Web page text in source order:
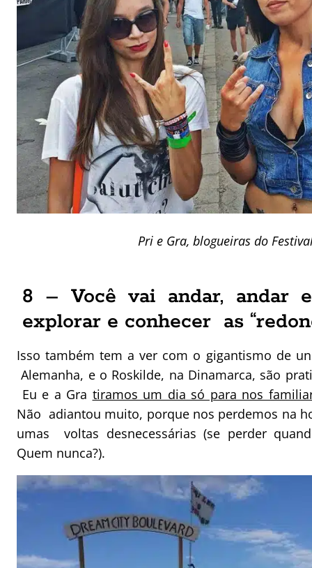
Pri e Gra, blogueiras do
8 – Você vai andar, andar
explorar e conhecer as
Isso também tem a ver com o gigantismo de
Alemanha, e o Roskilde, na Dinamarca, são
Eu e a Gra tiramos um dia só para nos
Não adiantou muito, porque nos perdemos na
umas voltas desnecessárias (se perder
Quem nunca?).